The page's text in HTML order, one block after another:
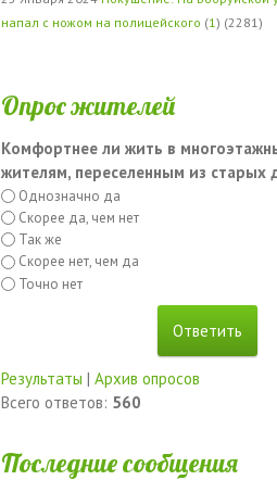
напал с ножом на полицейского (1 ) (2281)
Опрос жителей
Комфортнее ли жить в
жителям, переселенным из старых
Однозначно да
Скорее да, чем нет
Так же
Скорее нет, чем да
Точно нет
Результаты | Архив опросов
Всего ответов: 560
Последние сообщения